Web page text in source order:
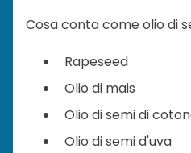
Cosa conta come olio di
Rapeseed
Olio di mais
Olio di semi di
Olio di semi d'uva